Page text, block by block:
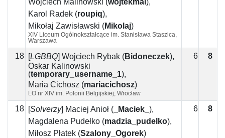
Wojciech Malinowski (wojtekmal ),
Karol Radek (roupiq),
Mikołaj Zawisławski (Mikolaj)
XIV Liceum Ogólnokształcące im. Stanisława Staszica,
Warszawa
18 [LGBBQ] Wojciech Rybak (Bidoneczek),
Oskar Kalinowski
(temporary_username_1),
Maria Cichosz (mariacichosz)
LO nr XIV im. Polonii Belgijskiej, Wrocław
6 8
18 [Solverzy] Maciej Anioł ( _Maciek_ ),
Magdalena Pudełko (madzia_pudelko),
Miłosz Płatek (Szalony_Ogorek)
6 8